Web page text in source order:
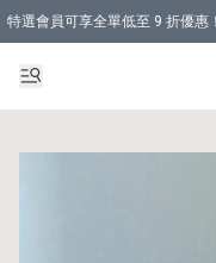
特選會員可享全單低至 9 折優惠！